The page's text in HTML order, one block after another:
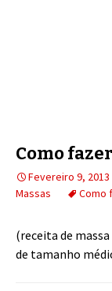
Como
Fevereiro 9, 2013
Massas
Como
(receita de
de tamanho